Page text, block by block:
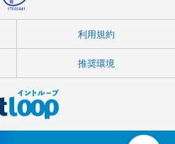
利用規約
推奨環境